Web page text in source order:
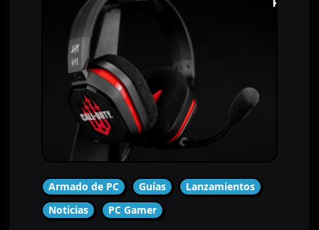
Armado de PC Guías
Lanzamientos
Noticias
PC Gamer